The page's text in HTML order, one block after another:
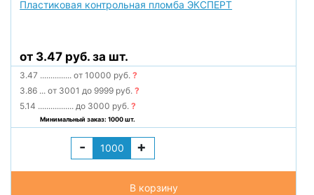
Пластиковая контрольная пломба ЭКСПЕРТ
от 3.47 руб. за шт.
3.47 ............... от 10000 руб.?
3.86 ... от 3001 до 9999 руб.?
5.14 ................. до 3000 руб.?
Минимальный заказ: 1000 шт.
- +
В корзину